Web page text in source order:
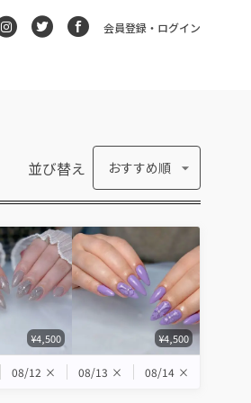
会員登録・ログイン
並び替え おすすめ順
¥4,500 ¥4,500
08/12 × 08/13 × 08/14 ×